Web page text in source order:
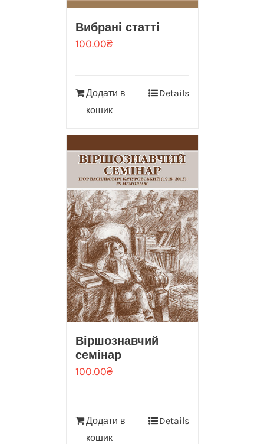
Вибрані статті
100.00₴
Додати в
кошик
Details
Віршознавчий
семінар
100.00₴
Додати в
кошик
Details